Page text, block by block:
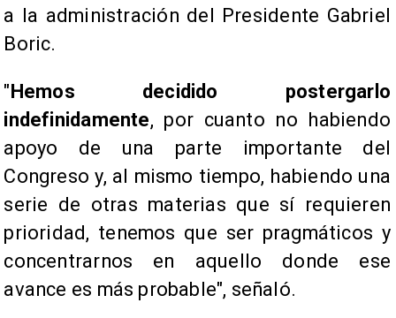
a la administración del Presidente Gabriel
Boric.
" Hemos decidido postergarlo
indefinidamente, por cuanto no habiendo
apoyo de una parte importante del
Congreso y, al mismo tiempo, habiendo una
serie de otras materias que sí requieren
prioridad, tenemos que ser pragmáticos y
concentrarnos en aquello donde ese
avance es más probable", señaló.